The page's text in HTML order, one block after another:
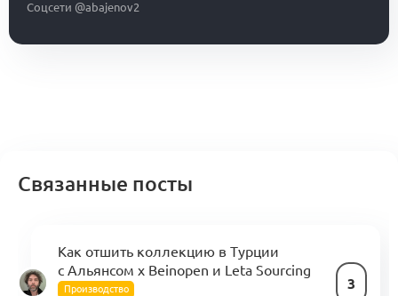
Соцсети @abajenov2
Связанные посты
Как отшить коллекцию в Турции
с Альянсом x Beinopen и Leta Sourcing
Производство 3